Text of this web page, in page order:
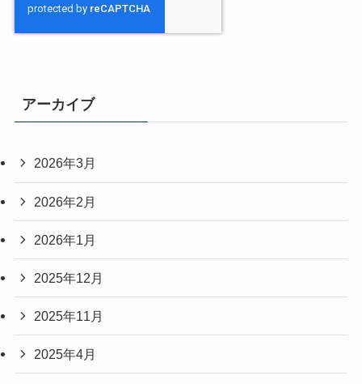
アーカイブ
2026年3月
2026年2月
2026年1月
2025年12月
2025年11月
2025年4月